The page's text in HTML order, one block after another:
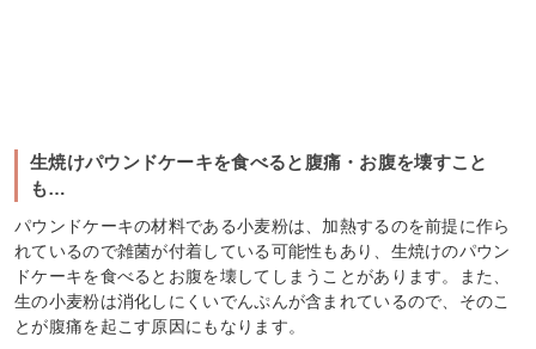
生焼けパウンドケーキを食べると腹痛・お腹を壊すこと
も…
パウンドケーキの材料である小麦粉は、加熱するのを前提に作ら
れているので雑菌が付着している可能性もあり、生焼けのパウン
ドケーキを食べるとお腹を壊してしまうことがあります。また、
生の小麦粉は消化しにくいでんぷんが含まれているので、そのこ
とが腹痛を起こす原因にもなります。